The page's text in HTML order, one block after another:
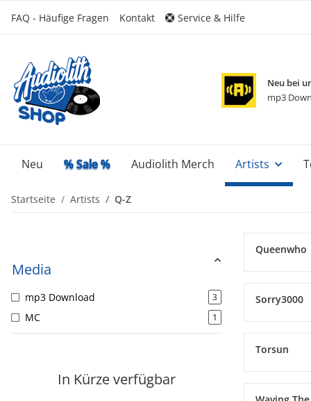
FAQ - Häufige Fragen Kontakt Service & Hilfe
Neu bei
mp3
Neu % Sale % Audiolith Merch Artists
Startseite Artists Q-Z
Queenwho
Sorry3000
Torsun
Media
mp3 Download 3
MC 1
In Kürze verfügbar